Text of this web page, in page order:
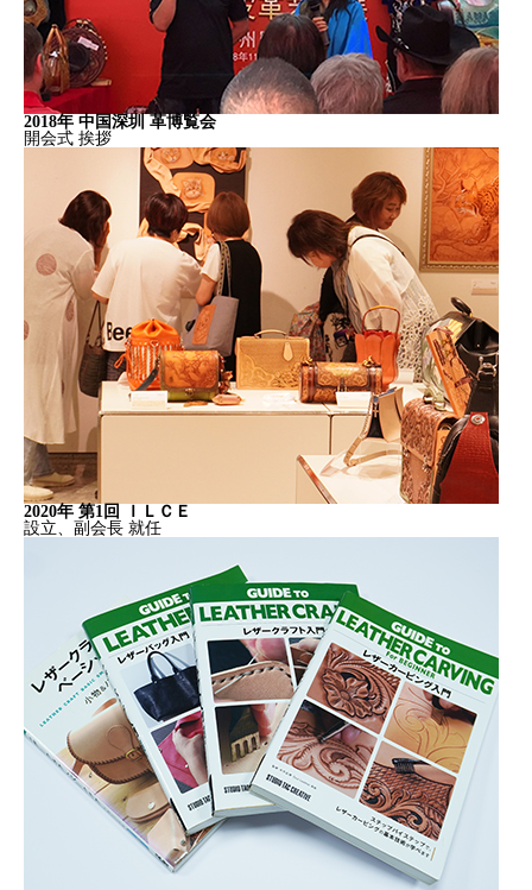
2018年 中国深圳 革博覧会
開会式 挨拶
2020年 第1回 ＩＬＣＥ
設立、副会長 就任